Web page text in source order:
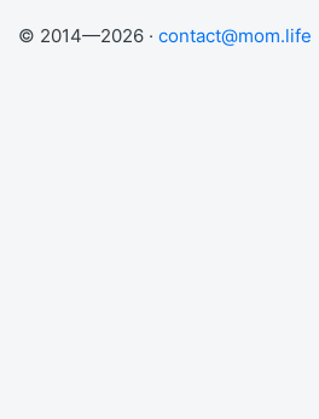
© 2014—2026 · contact@mom.life